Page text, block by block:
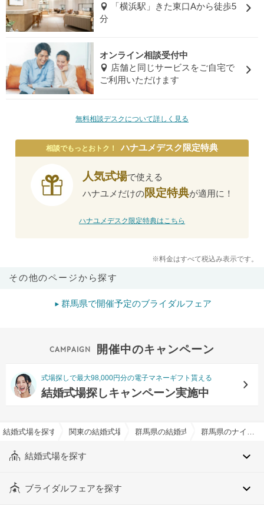
「横浜駅」きた東口Aから徒歩5
分
オンライン相談受付中
店舗と同じサービスをご自宅で
ご利用いただけます
無料相談デスクについて詳しく見る
相談でもっとおトク！ ハナユメデスク限定特典
人気式場で使える
ハナユメだけの限定特典が適用に！
ハナユメデスク限定特典はこちら
※料金はすべて税込み表示です。
その他のページから探す
群馬県で開催予定のブライダルフェア
開催中のキャンペーン
式場探しで最大98,000円分の電子マネーギフト貰える
結婚式場探しキャンペーン実施中
結婚式場を探すならハナユメ
関東の結婚式場 群馬県の結婚式場 群馬県のナイトウエディングOKでおすすめの結婚式場・挙式会場一覧
結婚式場を探す
ブライダルフェアを探す